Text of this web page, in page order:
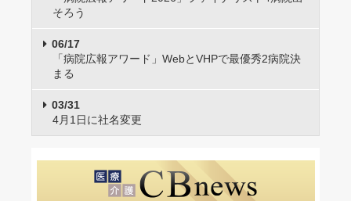
そろう
06/17
「病院広報アワード」WebとVHPで最優秀2病院決
まる
03/31
4月1日に社名変更